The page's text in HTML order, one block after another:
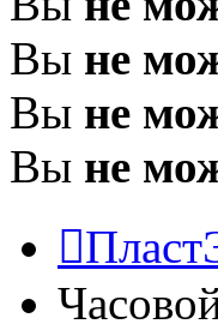
Вы не
Вы не
Вы не